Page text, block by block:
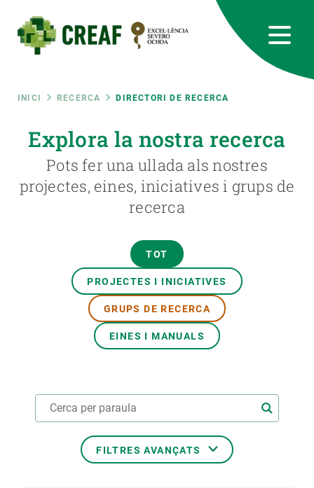
contingut
Fil
d'ariadna
INICI RECERCA DIRECTORI DE RECERCA
Explora la nostra recerca
Pots fer una ullada als nostres
projectes, eines, iniciatives i grups de
recerca
TOT
PROJECTES I INICIATIVES
GRUPS DE RECERCA
EINES I MANUALS
FILTRES AVANÇATS
RRSS
Featured
responsive
INTRANET
Responsive
menu
CIÈNCIA EN ACCIÓ
UNEIX-TE A NOSALTRES